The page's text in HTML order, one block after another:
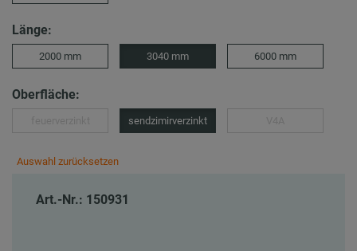
Länge:
2000 mm 3040 mm 6000 mm
Oberfläche:
sendzimirverzinkt
Auswahl zurücksetzen
Art.-Nr.: 150931